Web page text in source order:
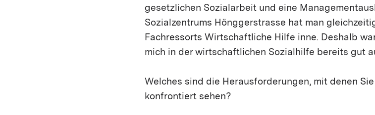
gesetzlichen Sozialarbeit und eine
Sozialzentrums Hönggerstrasse hat man
Fachressorts Wirtschaftliche Hilfe inne. Deshalb
mich in der wirtschaftlichen Sozialhilfe bereits gut
Welches sind die Herausforderungen, mit denen
konfrontiert sehen?